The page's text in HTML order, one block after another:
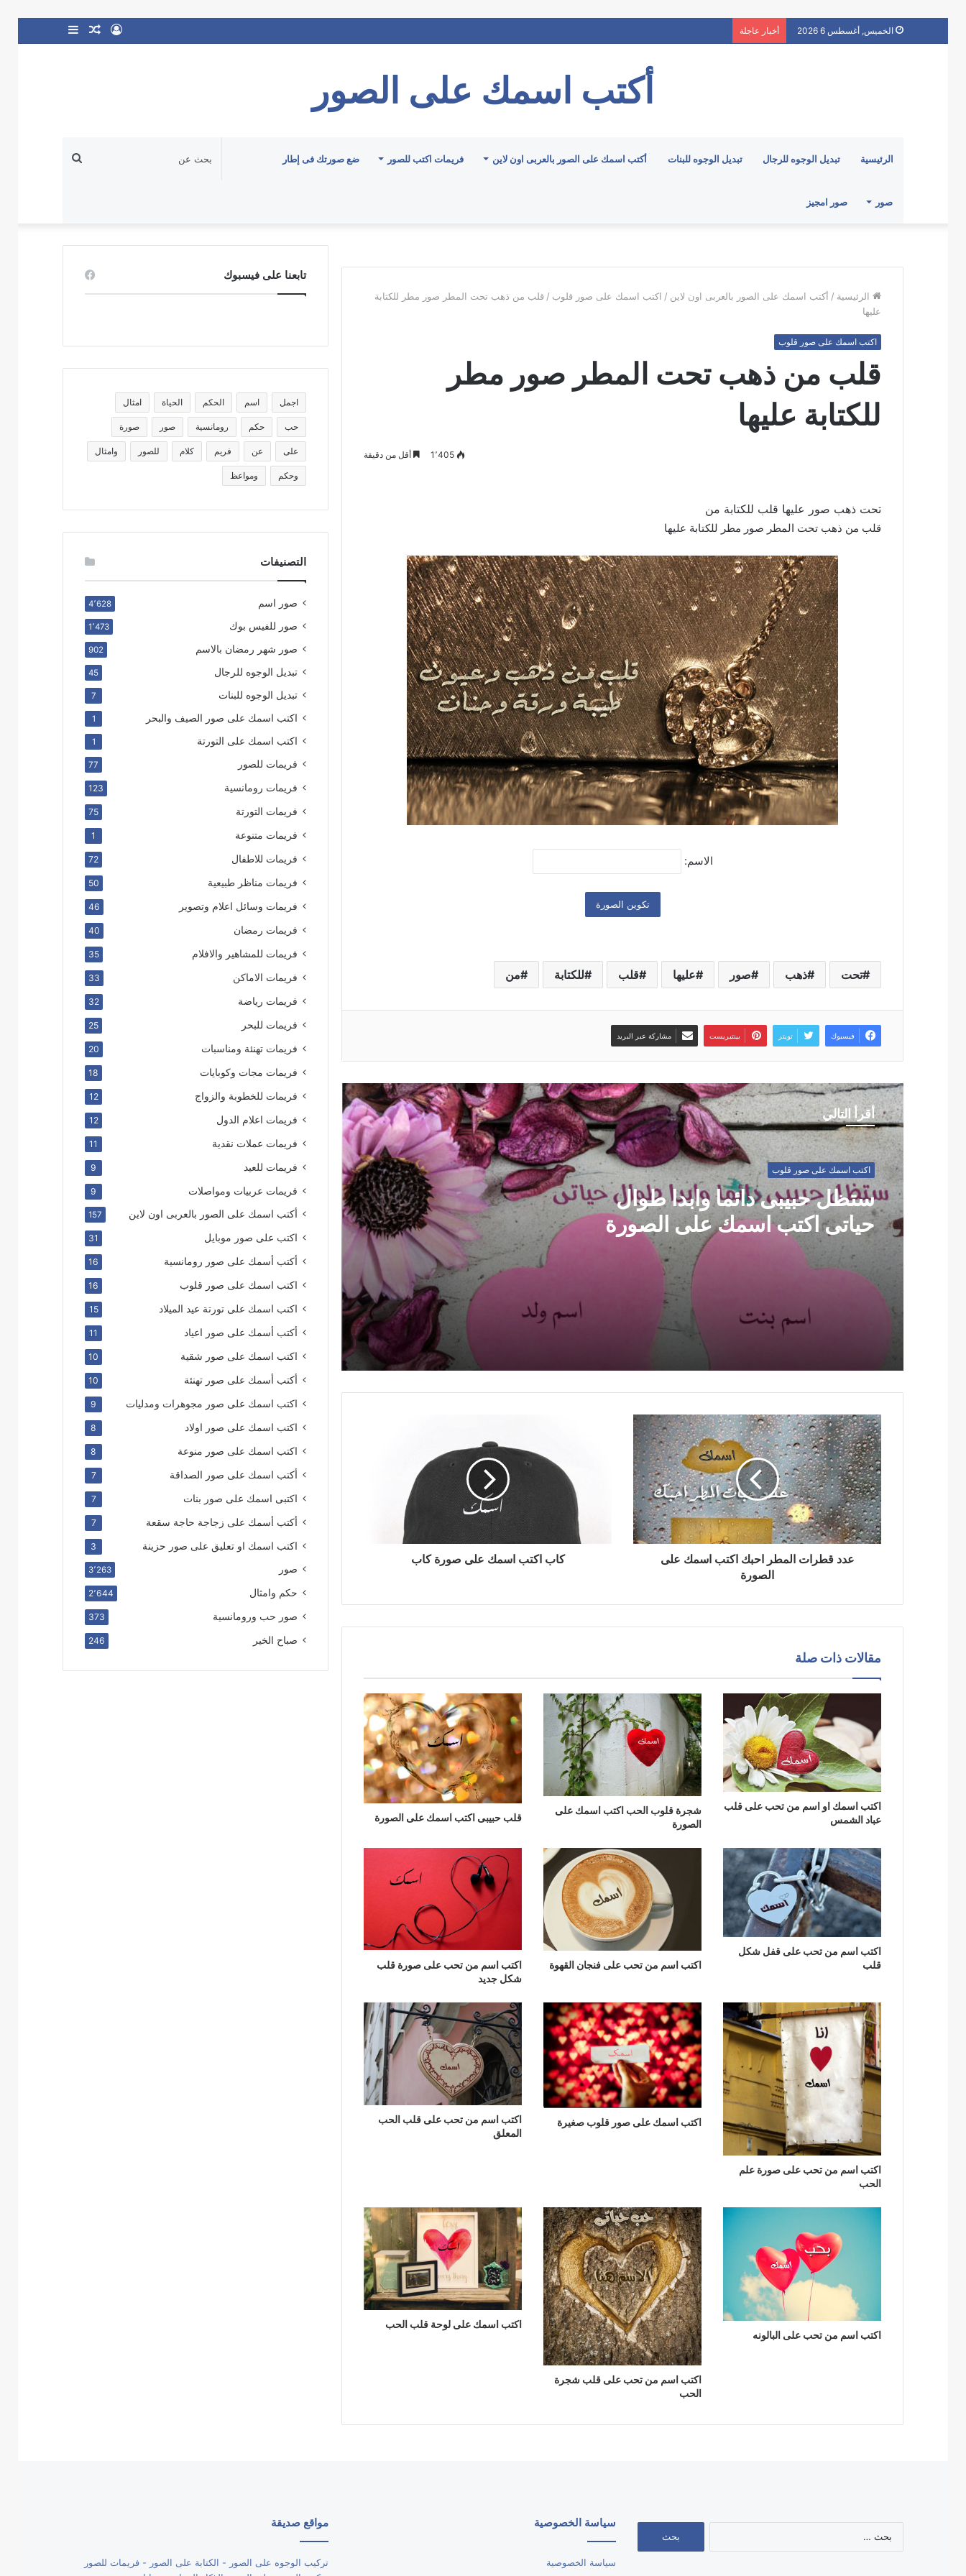
الخميس, أغسطس 6 2026 أخبار عاجلة
إضافةمقالتسجيل
أكتب اسمك على الصور
الرئيسية تبديل الوجوه للرجال تبديل الوجوه للبنات أكتب اسمك على الصور بالعربى اون لاين فريمات اكتب للصور ضع صورتك فى إطار
صور صور امجيز
بحث
الرئيسية / أكتب اسمك على الصور بالعربى اون لاين / اكتب اسمك على صور قلوب / قلب من ذهب تحت المطر صور مطر للكتابة
عليها
اكتب اسمك على صور قلوب
قلب من ذهب تحت المطر صور مطر
للكتابة عليها
1٬405 أقل من دقيقة
تحت ذهب صور عليها قلب للكتابة من
قلب من ذهب تحت المطر صور مطر للكتابة عليها
الاسم:
تحت ذهب صور عليها قلب للكتابة من
فيسبوك تويتر بينتيريست مشاركة عبر البريد
أقرأ التالي
اكتب اسمك على صور قلوب
ستظل حبيبى دائما وابدا طوال
حياتى اكتب اسمك على الصورة
ستظل حبيبى دائما وابدا طوال حياتى اكتب
اسمك على الصورة
حبيبى دائما اكتب اسمك على الصورة
اكتب على قلب كرستال اسم من تحب
عدد قطرات المطر احبك اكتب اسمك على
الصورة
كاب اكتب اسمك على صورة كاب
مقالات ذات صلة
اكتب اسمك او اسم من تحب على قلب
عباد الشمس
شجرة قلوب الحب اكتب اسمك على
الصورة
قلب حبيبى اكتب اسمك على الصورة
اكتب اسم من تحب على قفل شكل
قلب
اكتب اسم من تحب على فنجان القهوة
اكتب اسم من تحب على صورة قلب
شكل جديد
اكتب اسم من تحب على صورة علم
الحب
اكتب اسمك على صور قلوب صغيرة
اكتب اسم من تحب على قلب الحب
المعلق
اكتب اسم من تحب على البالونه
اكتب اسم من تحب على قلب شجرة
الحب
اكتب اسمك على لوحة قلب الحب
تابعنا على فيسبوك
اجمل اسم الحكم الحياة امثال
حب حكم رومانسية صور صورة
على عن فريم كلام للصور وامثال
وحكم ومواعظ
التصنيفات
صور اسم 4٬628
صور للفيس بوك 1٬473
صور شهر رمضان بالاسم 902
تبديل الوجوه للرجال 45
تبديل الوجوه للبنات 7
اكتب اسمك على صور الصيف والبحر 1
اكتب اسمك على التورتة 1
فريمات للصور 77
فريمات رومانسية 123
فريمات التورتة 75
فريمات متنوعة 1
فريمات للاطفال 72
فريمات مناظر طبيعية 50
فريمات وسائل اعلام وتصوير 46
فريمات رمضان 40
فريمات للمشاهير والافلام 35
فريمات الاماكن 33
فريمات رياضة 32
فريمات للبحر 25
فريمات تهنئة ومناسبات 20
فريمات مجات وكوبايات 18
فريمات للخطوبة والزواج 12
فريمات اعلام الدول 12
فريمات عملات نقدية 11
فريمات للعيد 9
فريمات عربيات ومواصلات 9
أكتب اسمك على الصور بالعربى اون لاين 157
اكتب على صور موبايل 31
أكتب أسمك على صور رومانسية 16
اكتب اسمك على صور قلوب 16
اكتب اسمك على تورتة عيد الميلاد 15
أكتب أسمك على صور اعياد 11
اكتب اسمك على صور شقية 10
أكتب أسمك على صور تهنئة 10
اكتب اسمك على صور مجوهرات ومدليات 9
اكتب اسمك على صور اولاد 8
اكتب اسمك على صور منوعة 8
أكتب اسمك على صور الصداقة 7
اكتبى اسمك على صور بنات 7
أكتب أسمك على زجاجة حاجة سقعة 7
اكتب اسمك او تعليق على صور حزينة 3
صور 3٬263
حكم وامثال 2٬644
صور حب ورومانسية 373
صباح الخير 246
سياسة الخصوصية
سياسة الخصوصية
مواقع صديقة
تركيب الوجوه على الصور - الكتابة على الصور - فريمات للصور